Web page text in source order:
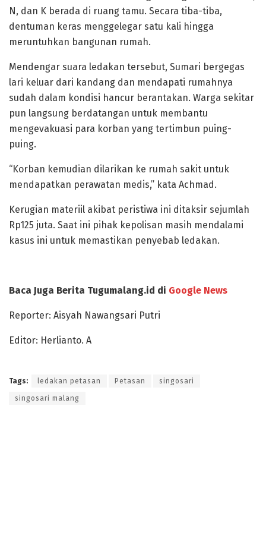
N, dan K berada di ruang tamu. Secara tiba-tiba,
dentuman keras menggelegar satu kali hingga
meruntuhkan bangunan rumah.
Mendengar suara ledakan tersebut, Sumari bergegas
lari keluar dari kandang dan mendapati rumahnya
sudah dalam kondisi hancur berantakan. Warga sekitar
pun langsung berdatangan untuk membantu
mengevakuasi para korban yang tertimbun puing-
puing.
“Korban kemudian dilarikan ke rumah sakit untuk
mendapatkan perawatan medis,” kata Achmad.
Kerugian materiil akibat peristiwa ini ditaksir sejumlah
Rp125 juta. Saat ini pihak kepolisan masih mendalami
kasus ini untuk memastikan penyebab ledakan.
Baca Juga Berita Tugumalang.id di Google News
Reporter: Aisyah Nawangsari Putri
Editor: Herlianto. A
Tags: ledakan petasan Petasan singosari
singosari malang